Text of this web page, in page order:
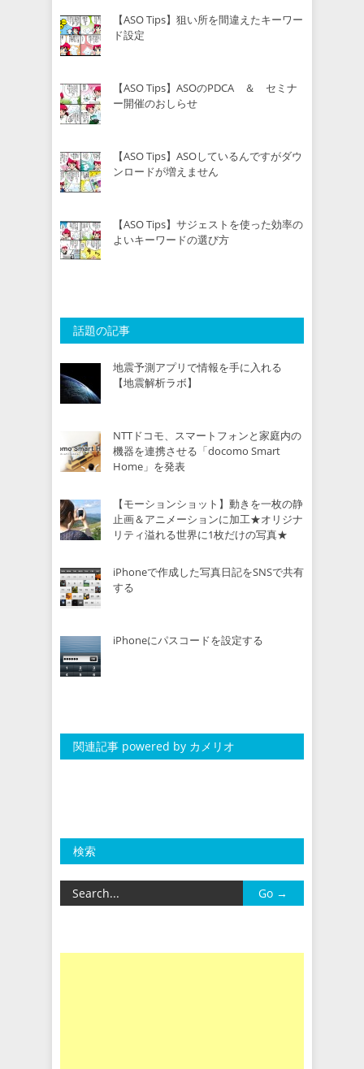
【ASO Tips】狙い所を間違えたキーワー
ド設定
【ASO Tips】ASOのPDCA ＆ セミナ
ー開催のおしらせ
【ASO Tips】ASOしているんですがダウ
ンロードが増えません
【ASO Tips】サジェストを使った効率の
よいキーワードの選び方
話題の記事
地震予測アプリで情報を手に入れる
【地震解析ラボ】
NTTドコモ、スマートフォンと家庭内の
機器を連携させる「docomo Smart
Home」を発表
【モーションショット】動きを一枚の静
止画＆アニメーションに加工★オリジナ
リティ溢れる世界に1枚だけの写真★
iPhoneで作成した写真日記をSNSで共有
する
iPhoneにパスコードを設定する
関連記事 powered by カメリオ
検索